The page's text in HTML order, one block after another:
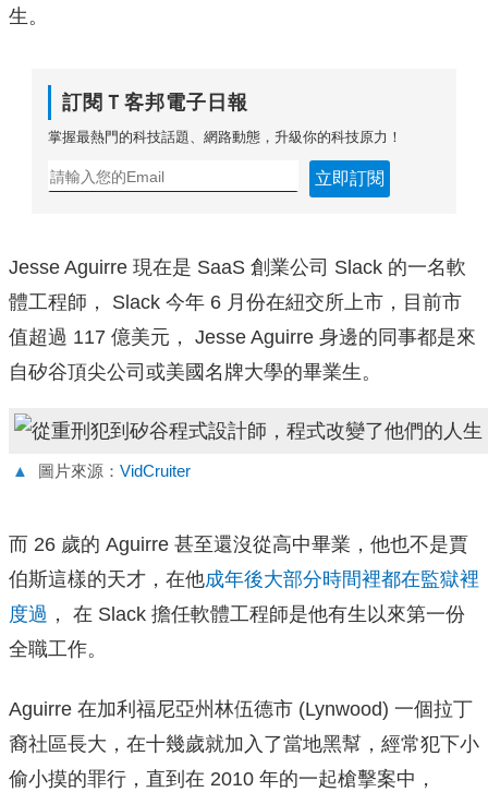
生。
訂閱Ｔ客邦電子日報
掌握最熱門的科技話題、網路動態，升級你的科技原力！
立即訂閱
Jesse Aguirre 現在是 SaaS 創業公司 Slack 的一名軟
體工程師， Slack 今年 6 月份在紐交所上市，目前市
值超過 117 億美元， Jesse Aguirre 身邊的同事都是來
自矽谷頂尖公司或美國名牌大學的畢業生。
▲ 圖片來源： VidCruiter
而 26 歲的 Aguirre 甚至還沒從高中畢業，他也不是賈
伯斯這樣的天才，在他成年後大部分時間裡都在監獄裡
度過 ， 在 Slack 擔任軟體工程師是他有生以來第一份
全職工作。
Aguirre 在加利福尼亞州林伍德市 (Lynwood) 一個拉丁
裔社區長大，在十幾歲就加入了當地黑幫，經常犯下小
偷小摸的罪行，直到在 2010 年的一起槍擊案中，